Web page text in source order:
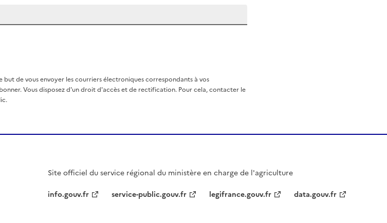
de vous envoyer les courriers électroniques correspondants à vos
Vous disposez d'un droit d'accès et de rectification. Pour cela, contacter le
Site officiel du service régional du ministère en charge de l'agriculture
info.gouv.fr
service-public.gouv.fr legifrance.gouv.fr data.gouv.fr